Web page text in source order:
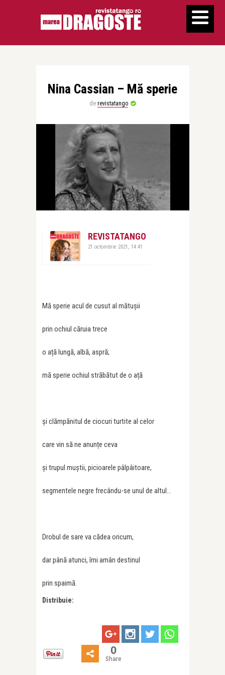
Nina Cassian – Mă sperie
de revistatango
REVISTATANGO
21 octombrie 2021, 14:41
Mă sperie acul de cusut al mătușii
prin ochiul căruia trece
o ață lungă, albă, aspră;
mă sperie ochiul străbătut de o ață
și clămpănitul de ciocuri turtite al celor
care vin să ne anunțe ceva
și trupul muștii, picioarele pâlpâitoare,
segmentele negre frecându-se unul de altul…
Drobul de sare va cădea oricum,
dar până atunci, îmi amân destinul
prin spaimă.
Distribuie:
0
Share